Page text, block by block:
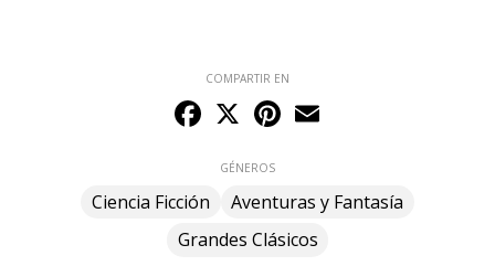
COMPARTIR EN
Facebook
X Pinterest
GÉNEROS
Ciencia Ficción
Aventuras y Fantasía
Grandes Clásicos